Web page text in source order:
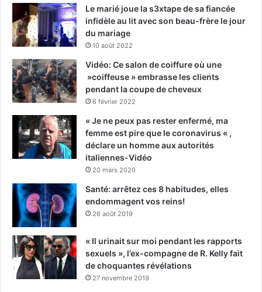
Le marié joue la s3xtape de sa fiancée
infidèle au lit avec son beau-frère le jour
du mariage
10 août 2022
Vidéo: Ce salon de coiffure où une
»coiffeuse » embrasse les clients
pendant la coupe de cheveux
6 février 2022
« Je ne peux pas rester enfermé, ma
femme est pire que le coronavirus « ,
déclare un homme aux autorités
italiennes-Vidéo
20 mars 2020
Santé: arrêtez ces 8 habitudes, elles
endommagent vos reins!
26 août 2019
« Il urinait sur moi pendant les rapports
sexuels », l’ex-compagne de R. Kelly fait
de choquantes révélations
27 novembre 2019